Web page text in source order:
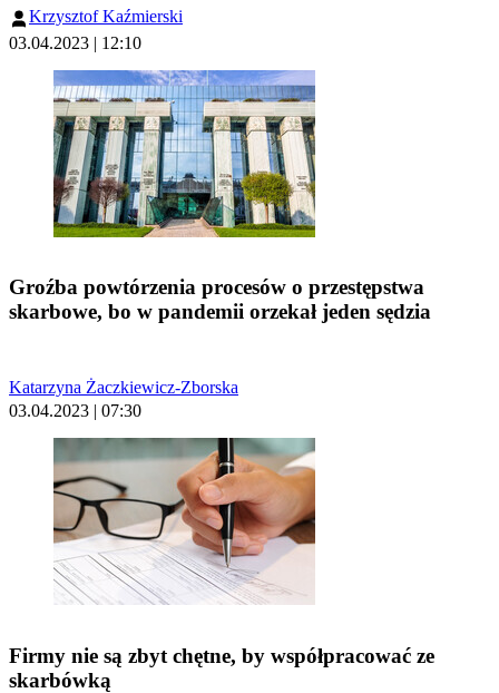
Krzysztof Kaźmierski
03.04.2023 | 12:10
Groźba powtórzenia procesów o przestępstwa
skarbowe, bo w pandemii orzekał jeden sędzia
Katarzyna Żaczkiewicz-Zborska
03.04.2023 | 07:30
Firmy nie są zbyt chętne, by współpracować ze
skarbówką